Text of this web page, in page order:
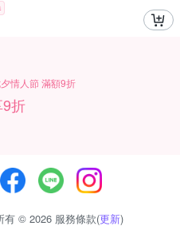
情人節 滿額9折
折
有 © 2026 服務條款(更新)